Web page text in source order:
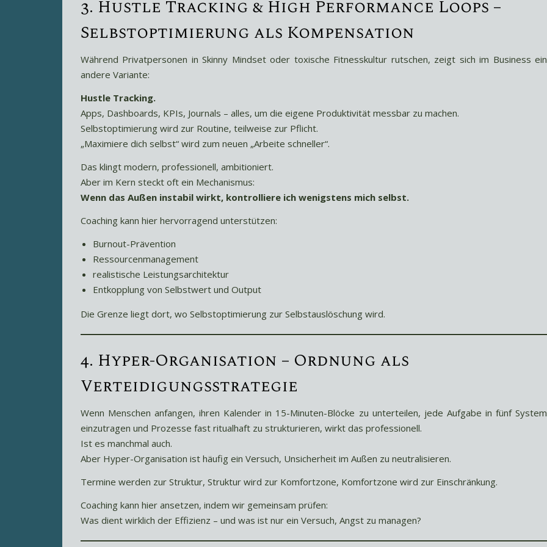
3. Hustle Tracking & High Performance Loops –
Selbstoptimierung als Kompensation
Während Privatpersonen in Skinny Mindset oder toxische Fitnesskultur rutschen, zeigt sich im Business
andere Variante:
Hustle Tracking.
Apps, Dashboards, KPIs, Journals – alles, um die eigene Produktivität messbar zu machen.
Selbstoptimierung wird zur Routine, teilweise zur Pflicht.
„Maximiere dich selbst“ wird zum neuen „Arbeite schneller“.
Das klingt modern, professionell, ambitioniert.
Aber im Kern steckt oft ein Mechanismus:
Wenn das Außen instabil wirkt, kontrolliere ich wenigstens mich selbst.
Coaching kann hier hervorragend unterstützen:
Burnout-Prävention
Ressourcenmanagement
realistische Leistungsarchitektur
Entkopplung von Selbstwert und Output
Die Grenze liegt dort, wo Selbstoptimierung zur Selbstauslöschung wird.
4. Hyper-Organisation – Ordnung als
Verteidigungsstrategie
Wenn Menschen anfangen, ihren Kalender in 15-Minuten-Blöcke zu unterteilen, jede Aufgabe in fünf
einzutragen und Prozesse fast ritualhaft zu strukturieren, wirkt das professionell.
Ist es manchmal auch.
Aber Hyper-Organisation ist häufig ein Versuch, Unsicherheit im Außen zu neutralisieren.
Termine werden zur Struktur, Struktur wird zur Komfortzone, Komfortzone wird zur Einschränkung.
Coaching kann hier ansetzen, indem wir gemeinsam prüfen:
Was dient wirklich der Effizienz – und was ist nur ein Versuch, Angst zu managen?